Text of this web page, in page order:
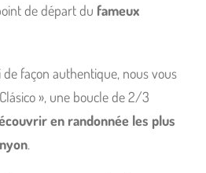
de départ du fameux
façon authentique, nous vous
», une boucle de 2/3
en randonnée les plus
.